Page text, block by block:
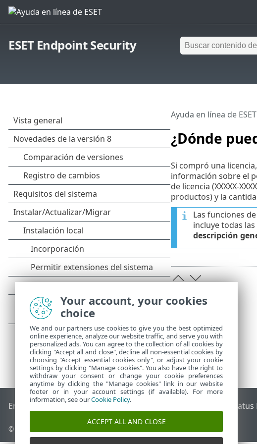
ESET Endpoint Security
¿Dónde
Ayuda en línea de ESET
Si compró una
información sobre el
de licencia (XXXXX-
productos) y la
Las funciones
incluye todas
descripción
End of Life Base de conocimiento de ESET ESET
© 1992 - 2025 ESET, spol. s r.o. - Todos los derechos reservados.
Your account, your cookies
choice
We and our partners use cookies to give you the best optimized
online experience, analyze our website traffic, and serve you with
personalized ads. You can agree to the collection of all cookies by
clicking "Accept all and close", decline all non-essential cookies by
choosing "Accept essential cookies only", or adjust your cookie
settings by clicking "Manage cookies". You also have the right to
withdraw your consent or change your cookie preferences
anytime by clicking the "Manage cookies" link in our website
footer or in your account settings (if available). For more
information, see ourCookie Policy.
ACCEPT ALL AND CLOSE